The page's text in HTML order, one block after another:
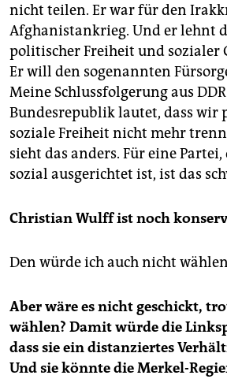
nicht teilen. Er war für den
Afghanistankrieg. Und er lehnt
politischer Freiheit und sozialer
Er will den sogenannten
Meine Schlussfolgerung aus
Bundesrepublik lautet, dass wir
soziale Freiheit nicht mehr
sieht das anders. Für eine
sozial ausgerichtet ist, ist das
Christian Wulff ist noch
Den würde ich auch nicht
Aber wäre es nicht geschickt,
wählen? Damit würde die
dass sie ein distanziertes
Und sie könnte die Merkel-